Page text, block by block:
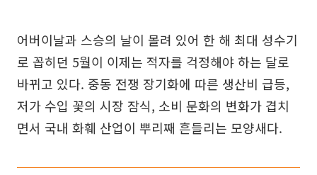
어버이날과 스승의 날이 몰려 있어 한 해 최대 성수기
로 꼽히던 5월이 이제는 적자를 걱정해야 하는 달로
바뀌고 있다. 중동 전쟁 장기화에 따른 생산비 급등,
저가 수입 꽃의 시장 잠식, 소비 문화의 변화가 겹치
면서 국내 화훼 산업이 뿌리째 흔들리는 모양새다.